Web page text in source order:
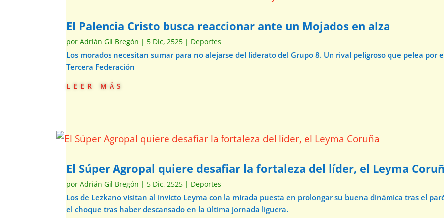
El Palencia Cristo busca reaccionar ante un Mojados en alza
porAdrián Gil Bregón | 5 Dic, 2525 | Deportes
Los morados necesitan sumar para no alejarse del liderato del Grupo 8. Un rival peligroso que pelea por
Tercera Federación
leer más
El Súper Agropal quiere desafiar la fortaleza del líder, el Leyma
porAdrián Gil Bregón | 5 Dic, 2525 | Deportes
Los de Lezkano visitan al invicto Leyma con la mirada puesta en prolongar su buena dinámica tras el
el choque tras haber descansado en la última jornada liguera.